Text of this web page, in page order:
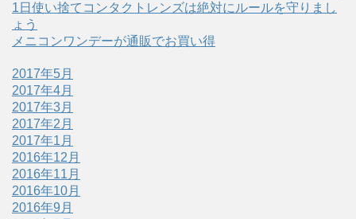
1日使い捨てコンタクトレンズは絶対にルールを守りまし
ょう
メニコンワンデーが通販でお買い得
2017年5月
2017年4月
2017年3月
2017年2月
2017年1月
2016年12月
2016年11月
2016年10月
2016年9月